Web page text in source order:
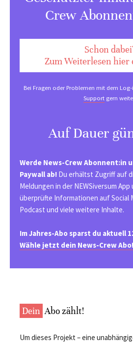
Crew
Schon
Zum Weiterlesen hier
Bei Fragen oder Problemen mit dem
Support gern
Auf Dauer
Werde News-Crew Abonnent:in
Paywall ab! Du erhältst Zugriff auf
Meldungen in der NEWSiversum App
überprüfte Informationen auf Social
Podcast und viele weitere Inhalte.
Im Jahres-Abo sparst du aktuell
Wähle jetzt dein News-Crew Abo!
Dein Abo zählt!
Um dieses Projekt – eine